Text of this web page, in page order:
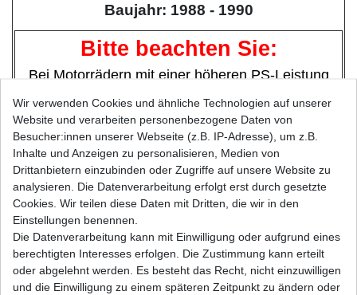
Baujahr: 1988 - 1990
Bitte beachten Sie:
Bei Motorrädern mit einer höheren PS-Leistung
grundsätzlich
super verstärkte Ketten ( D.I.D ZVM-Serie ) zu
verwenden,
statt verstärkte oder extra verstärkte.
Höhere Haltbarkeit, weniger Wartungsintervalle,
maximale Sicherheit
besseres Preis / Leistungsverhältnis
und damit Sie auch Spass am Fahren haben.
Kettenhersteller*:
D.I.D
Wir verwenden Cookies und ähnliche Technologien auf unserer
Website und verarbeiten personenbezogene Daten von
Besucher:innen unserer Webseite (z.B. IP-Adresse), um z.B.
Inhalte und Anzeigen zu personalisieren, Medien von
Drittanbietern einzubinden oder Zugriffe auf unsere Website zu
analysieren. Die Datenverarbeitung erfolgt erst durch gesetzte
Cookies. Wir teilen diese Daten mit Dritten, die wir in den
Einstellungen benennen.
Die Datenverarbeitung kann mit Einwilligung oder aufgrund eines
berechtigten Interesses erfolgen. Die Zustimmung kann erteilt
oder abgelehnt werden. Es besteht das Recht, nicht einzuwilligen
und die Einwilligung zu einem späteren Zeitpunkt zu ändern oder